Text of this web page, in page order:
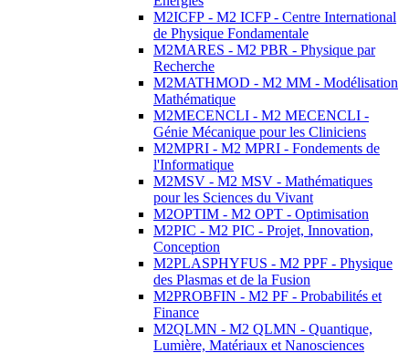
M2ICFP - M2 ICFP - Centre International
de Physique Fondamentale
M2MARES - M2 PBR - Physique par
Recherche
M2MATHMOD - M2 MM - Modélisation
Mathématique
M2MECENCLI - M2 MECENCLI -
Génie Mécanique pour les Cliniciens
M2MPRI - M2 MPRI - Fondements de
l'Informatique
M2MSV - M2 MSV - Mathématiques
pour les Sciences du Vivant
M2OPTIM - M2 OPT - Optimisation
M2PIC - M2 PIC - Projet, Innovation,
Conception
M2PLASPHYFUS - M2 PPF - Physique
des Plasmas et de la Fusion
M2PROBFIN - M2 PF - Probabilités et
Finance
M2QLMN - M2 QLMN - Quantique,
Lumière, Matériaux et Nanosciences